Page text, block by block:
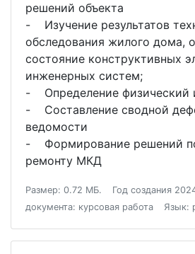
решений объекта
- Изучение результатов
обследования жилого дома,
состояние конструктивных
инженерных систем;
- Определение физический
- Составление сводной
ведомости
- Формирование решений
ремонту МКД
Размер: 0.72 МБ. Год создания
документа: курсовая работа
Язык: